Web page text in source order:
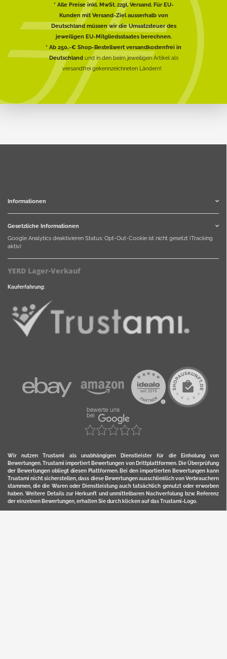
* Alle Preise inkl. MwSt. zzgl. Versand. Für EU-
Kunden mit Versand-Ziel ausserhalb von
Deutschland müssen wir die Umsatzsteuer des
jeweiligen EU-Mitgliedsstaates berechnen.
* Ab 250,-€ Shop-Bestellwert versandkostenfrei in
Deutschlandund in den beim jeweiligen Artikel als
versandfrei gekennzeichneten Ländern!
Informationen
Gesetzliche Informationen
Google Analytics deaktivieren Status: Opt-Out-Cookie ist nicht gesetzt (Tracking
aktiv)
YERD Lager-Verkauf
Kauferfahrung:
Wir nutzen Trustami als unabhängigen Dienstleister für die Einholung von
Bewertungen. Trustami importiert Bewertungen von Drittplattformen. Die Überprüfung
der Bewertungen obliegt diesen Plattformen. Bei den importierten Bewertungen kann
Trustami nicht sicherstellen, dass diese Bewertungen ausschließlich von Verbrauchern
stammen, die die Waren oder Dienstleistung auch tatsächlich genutzt oder erworben
haben. Weitere Details zur Herkunft und unmittelbaren Nachverfolung bzw. Referenz
der einzelnen Bewertungen, erhalten Sie durch klicken auf das Trustami-Logo.